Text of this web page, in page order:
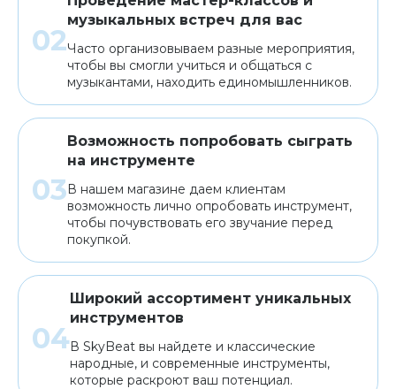
музыкальных встреч для вас
Часто организовываем разные мероприятия,
чтобы вы смогли учиться и общаться с
музыкантами, находить единомышленников.
Возможность попробовать сыграть
на инструменте
В нашем магазине даем клиентам
возможность лично опробовать инструмент,
чтобы почувствовать его звучание перед
покупкой.
Широкий ассортимент уникальных
инструментов
В SkyBeat вы найдете и классические
народные, и современные инструменты,
которые раскроют ваш потенциал.